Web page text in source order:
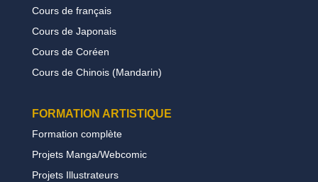
Cours de français
Cours de Japonais
Cours de Coréen
Cours de Chinois (Mandarin)
FORMATION ARTISTIQUE
Formation complète
Projets Manga/Webcomic
Projets Illustrateurs